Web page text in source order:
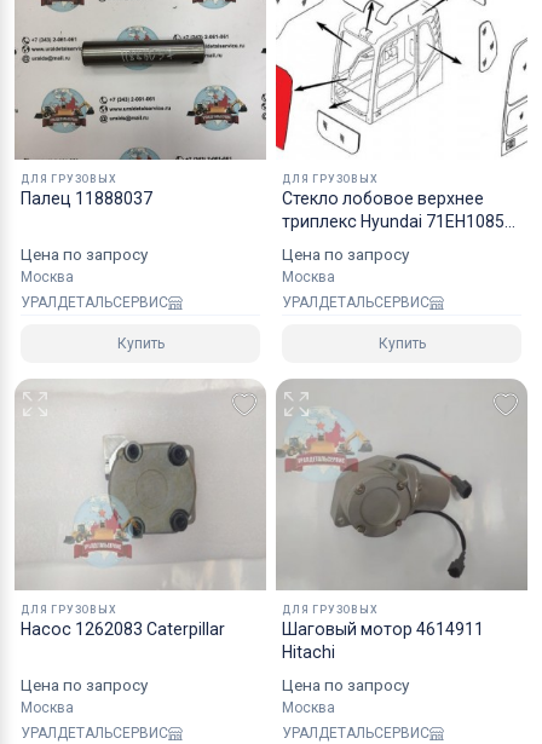
Коробки оптимального размера и с
надежным уровнем защиты.
Специалисты компании готовы взять на себя все
мероприятия по оформлению документов и
перевозке вашего заказа в любой регион РФ, в
страны СНГ, Азии и ЕС.
ДЛЯ ГРУЗОВЫХ
Палец 11888037
Цена по запросу
Москва
УРАЛДЕТАЛЬСЕРВИС
Купить
ДЛЯ ГРУЗОВЫХ
Стекло лобовое верхнее
триплекс Hyundai 71EH10851
Цена по запросу
Москва
УРАЛДЕТАЛЬСЕРВИС
Купить
ДЛЯ ГРУЗОВЫХ
Насос 1262083 Caterpillar
Цена по запросу
Москва
УРАЛДЕТАЛЬСЕРВИС
ДЛЯ ГРУЗОВЫХ
Шаговый мотор 4614911
Hitachi
Цена по запросу
Москва
УРАЛДЕТАЛЬСЕРВИС